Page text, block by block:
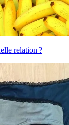
relation ?